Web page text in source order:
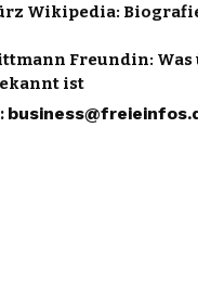
Wikipedia:
Freundin:
ist